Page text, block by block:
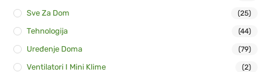
Sve Za Dom (25)
Tehnologija (44)
Uređenje Doma (79)
Ventilatori I Mini Klime (2)